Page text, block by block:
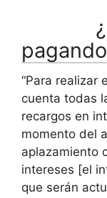
“Para realizar
cuenta todas
recargos en
momento del
aplazamiento
intereses [el
que serán